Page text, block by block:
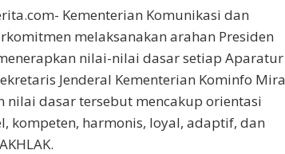
Kementerian Komunikasi dan
melaksanakan arahan Presiden
nilai-nilai dasar setiap Aparatur
Jenderal Kementerian Kominfo Mira
nilai dasar tersebut mencakup orientasi
kompeten, harmonis, loyal, adaptif, dan